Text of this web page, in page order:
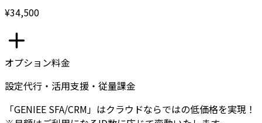
¥34,500
オプション料金
設定代行・活用支援・従量課金
「GENIEE SFA/CRM」はクラウドならではの低価格を実現！